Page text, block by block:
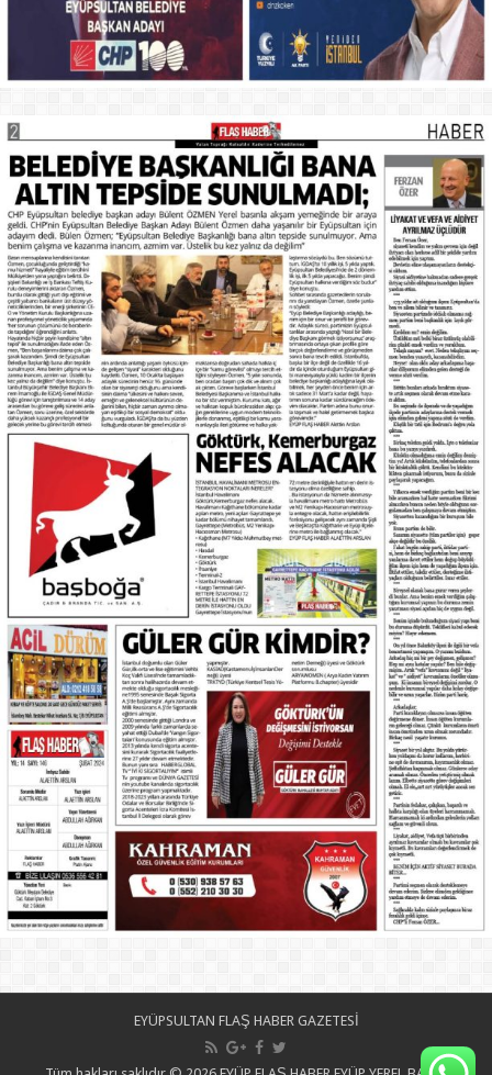
EYÜPSULTAN FLAŞ HABER GAZETESİ